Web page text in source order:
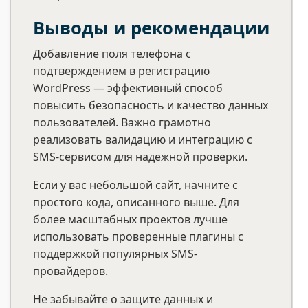
Выводы и рекомендации
Добавление поля телефона с
подтверждением в регистрацию
WordPress — эффективный способ
повысить безопасность и качество данных
пользователей. Важно грамотно
реализовать валидацию и интеграцию с
SMS-сервисом для надежной проверки.
Если у вас небольшой сайт, начните с
простого кода, описанного выше. Для
более масштабных проектов лучше
использовать проверенные плагины с
поддержкой популярных SMS-
провайдеров.
Не забывайте о защите данных и